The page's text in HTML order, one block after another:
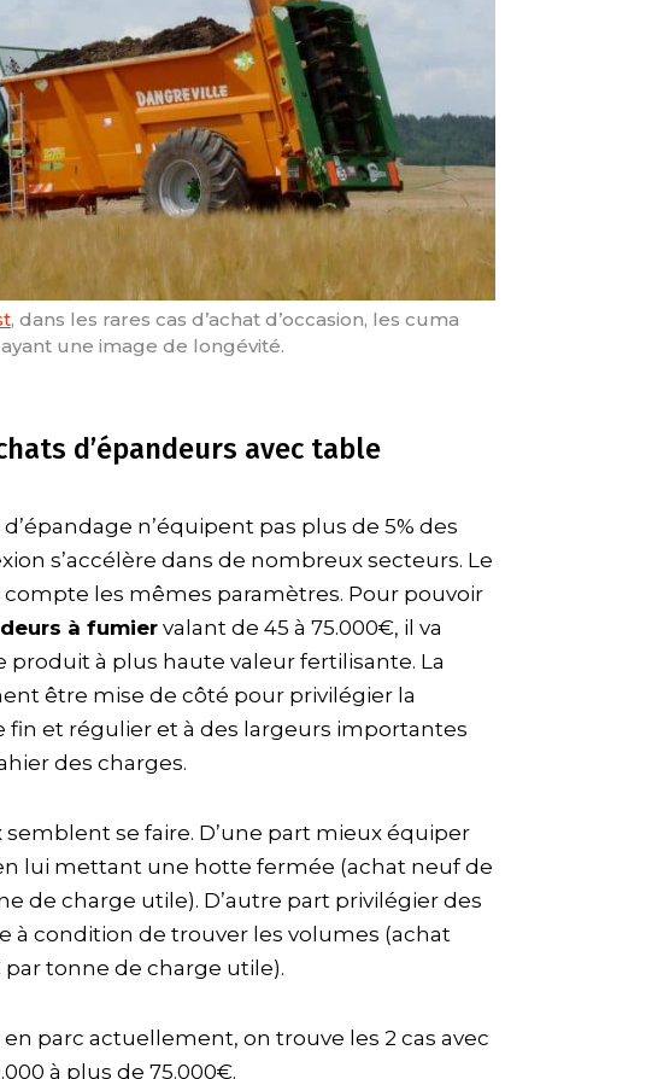
, dans les rares cas d’achat d’occasion, les cuma
une image de longévité.
d’épandeurs avec table
n’équipent pas plus de 5% des
s’accélère dans de nombreux secteurs. Le
les mêmes paramètres. Pour pouvoir
à fumier valant de 45 à 75.000€, il va
produit à plus haute valeur fertilisante. La
être mise de côté pour privilégier la
fin et régulier et à des largeurs importantes
des charges.
semblent se faire. D’une part mieux équiper
lui mettant une hotte fermée (achat neuf de
de charge utile). D’autre part privilégier des
à condition de trouver les volumes (achat
par tonne de charge utile).
en parc actuellement, on trouve les 2 cas avec
à plus de 75.000€.